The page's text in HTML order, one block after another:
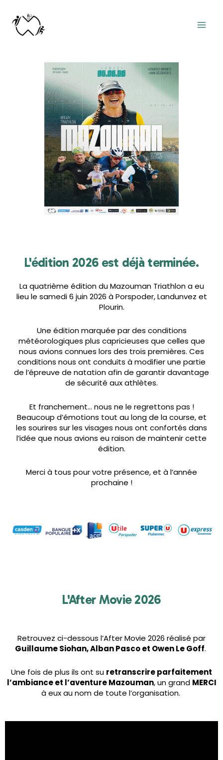
L'édition 2026 est déjà terminée.
La quatrième édition du Mazouman Triathlon a eu
lieu le samedi 6 juin 2026 à Porspoder, Landunvez et
Plourin.
Une édition marquée par des conditions
météorologiques plus capricieuses que celles que
nous avions connues lors des trois premières. Ces
conditions nous ont conduits à modifier une partie
de l’épreuve de natation afin de garantir davantage
de sécurité aux athlètes.
Et franchement… nous ne le regrettons pas !
Beaucoup d’émotions tout au long de la course, et
les sourires sur les visages nous ont confortés dans
l’idée que nous avions eu raison de maintenir cette
édition.
Merci à tous pour votre présence, et à l’année
prochaine !
L'After Movie 2026
Retrouvez ci-dessous l’After Movie 2026 réalisé par
Guillaume Siohan, Alban Pasco et Owen Le Goff.
Une fois de plus ils ont su retranscrire parfaitement
l’ambiance et l’aventure Mazouman, un grand MERCI
à eux au nom de toute l’organisation.